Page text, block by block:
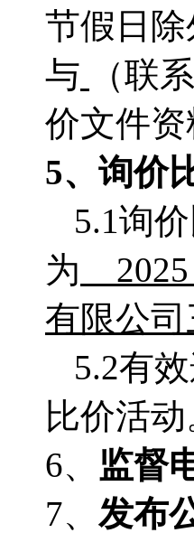
节假日
与
（联
价文件资
5、 询价
5.1询
为
2025
有限公
5.2有
比价活动
6、 监督
7、 发布